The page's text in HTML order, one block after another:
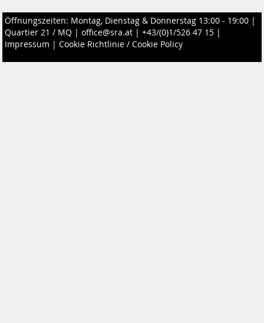
Öffnungszeiten: Montag, Dienstag & Donnerstag 13:00 - 19:00 |
Quartier 21 / MQ | office@sra.at | +43/(0)1/526 47 15 |
Impressum | Cookie Richtlinie / Cookie Policy